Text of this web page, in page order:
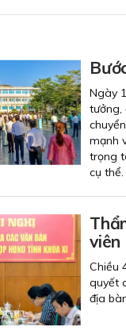
Ngày
tưởng,
mạnh
trọng
cụ thể.
viên
Chiều
quyết
địa